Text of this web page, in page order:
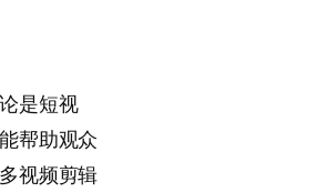
是短视
帮助观众
视频剪辑